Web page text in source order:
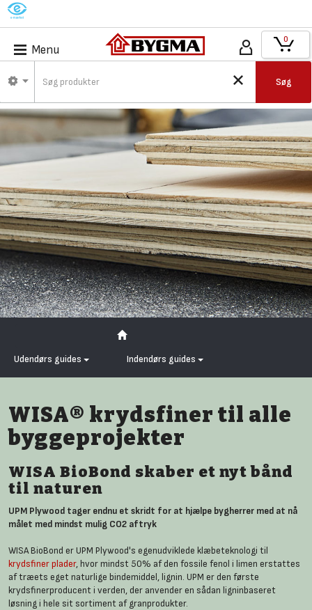
M
Menu
Søg
0
Udendørs guides Indendørs guides
WISA® krydsfiner til alle
byggeprojekter
WISA BioBond skaber et nyt bånd
til naturen
UPM Plywood tager endnu et skridt for at hjælpe bygherrer med at nå
målet med mindst mulig CO2 aftryk
WISA BioBond er UPM Plywood's egenudviklede klæbeteknologi til
krydsfiner plader, hvor mindst 50% af den fossile fenol i limen erstattes
af træets eget naturlige bindemiddel, lignin. UPM er den første
krydsfinerproducent i verden, der anvender en sådan ligninbaseret
løsning i hele sit sortiment af granprodukter.